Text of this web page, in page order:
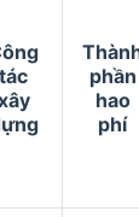
tác
phần
hao
phí